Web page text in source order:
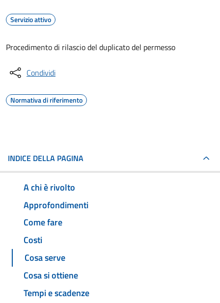
Servizio attivo
Procedimento di rilascio del duplicato del permesso
Condividi
Normativa di riferimento
INDICE DELLA PAGINA
A chi è rivolto
Approfondimenti
Come fare
Costi
Cosa serve
Cosa si ottiene
Tempi e scadenze